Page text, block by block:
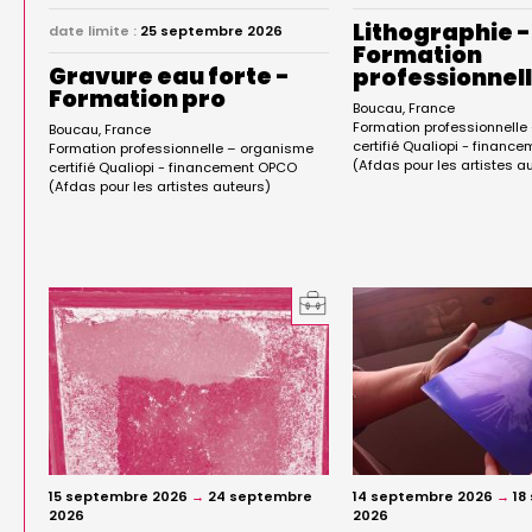
date limite : 25 septembre 2026
Gravure eau forte -
Formation pro
Boucau France
Formation professionnelle – organisme
certifié Qualiopi - financement OPCO
(Afdas pour les artistes auteurs)
Lithographie -
Formation
Boucau France
Formation
certifié Qualiopi -
(Afdas pour les artistes
15 septembre 2026 → 24 septembre
2026
14 septembre 2026 →
2026